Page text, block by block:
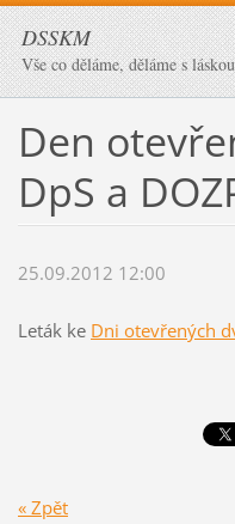
DSSKM
Vše co děláme, děláme s
Den
DpS a
25.09.2012 12:00
Leták ke Dni otevřených
« Zpět